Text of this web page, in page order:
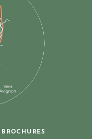
BROCHURES